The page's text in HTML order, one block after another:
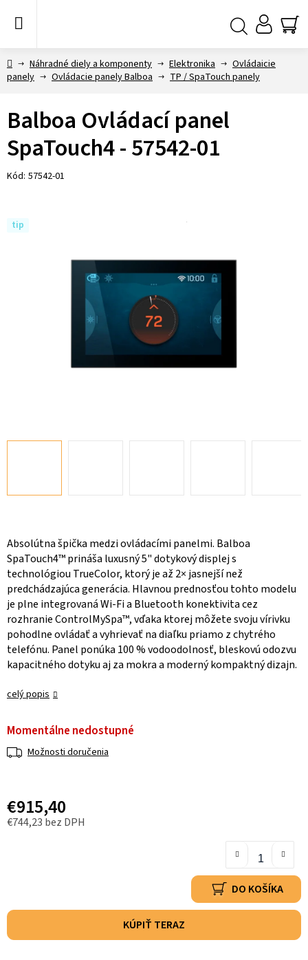
DomovNáhradné diely a komponenty Elektronika
Ovládaicie
panely
Ovládacie panely Balboa TP / SpaTouch panely
Absolútna špička medzi ovládacími panelmi. Balboa
SpaTouch4™ prináša luxusný 5" dotykový displej s
technológiou TrueColor, ktorý je až 2× jasnejší než
predchádzajúca generácia. Hlavnou prednosťou tohto modelu
je plne integrovaná Wi-Fi a Bluetooth konektivita cez
rozhranie ControlMySpa™, vďaka ktorej môžete svoju vírivku
pohodlne ovládať a vyhrievať na diaľku priamo z chytrého
telefónu. Panel ponúka 100 % vodoodolnosť, bleskovú odozvu
kapacitného dotyku aj za mokra a moderný kompaktný dizajn.
celý popis
Momentálne nedostupné
Možnosti doručenia
€915,40
€744,23 bez DPH
DO KOŠÍKA
KÚPIŤ TERAZ
Balboa Ovládací panel
SpaTouch4 - 57542-01
Kód: 57542-01
tip